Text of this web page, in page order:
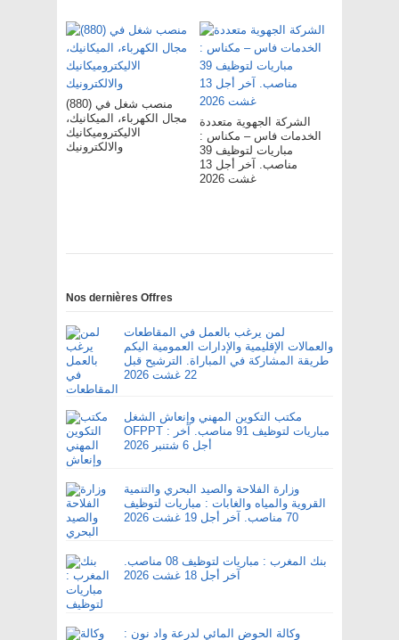
(880) منصب شغل في
مجال الكهرباء، الميكانيك،
الاليكتروميكانيك
والالكترونيك
الشركة الجهوية متعددة
الخدمات فاس – مکناس :
مباريات لتوظيف 39
مناصب. آخر أجل 13
غشت 2026
Nos dernières Offres
لمن يرغب بالعمل في المقاطعات
والعمالات الإقليمية والإدارات العمومية اليكم
طريقة المشاركة في المباراة. الترشيح قبل
22 غشت 2026
مكتب التكوين المهني وإنعاش الشغل
OFPPT : مباريات لتوظيف 91 مناصب. آخر
أجل 6 شتنبر 2026
وزارة الفلاحة والصيد البحري والتنمية
القروية والمياه والغابات : مباريات لتوظيف
70 مناصب. آخر أجل 19 غشت 2026
بنك المغرب : مباريات لتوظيف 08 مناصب.
آخر أجل 18 غشت 2026
وكالة الحوض المائي لدرعة واد نون :